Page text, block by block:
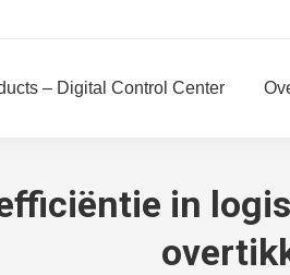
– Digital Control Center
in